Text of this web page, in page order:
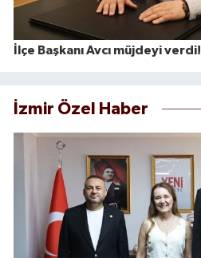
İlçe Başkanı Avcı müjdeyi verdi!
İzmir Özel Haber